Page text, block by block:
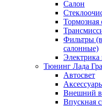
Салон
Тормозная
Фильтры
салонные)
Электрика
Тюнинг Лада
Автосвет
Внешний
Впускная